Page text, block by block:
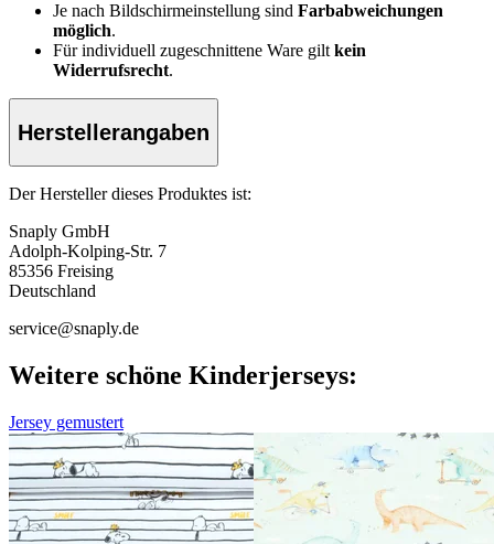
Je nach Bildschirmeinstellung sind Farbabweichungen
möglich.
Für individuell zugeschnittene Ware gilt kein
Widerrufsrecht.
Herstellerangaben
Der Hersteller dieses Produktes ist:
Snaply GmbH
Adolph-Kolping-Str. 7
85356 Freising
Deutschland
service@snaply.de
Weitere schöne Kinderjerseys:
Jersey gemustert